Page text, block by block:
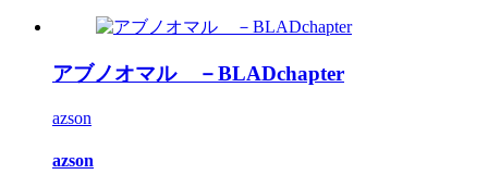
アブノオマル －BLADchapter
azson
azson